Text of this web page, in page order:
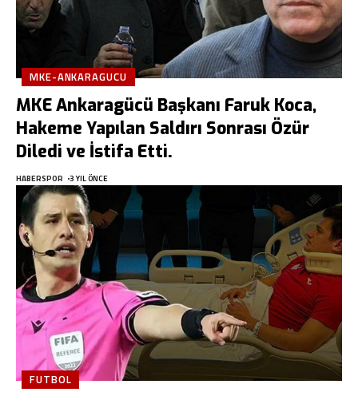
MKE-ANKARAGUCU
MKE Ankaragücü Başkanı Faruk Koca,
Hakeme Yapılan Saldırı Sonrası Özür
Diledi ve İstifa Etti.
HABERSPOR 3 YIL ÖNCE
FUTBOL